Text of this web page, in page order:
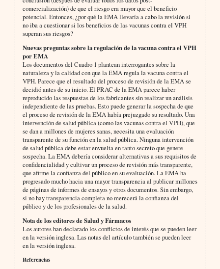
comercialización) de que el riesgo era mayor que el beneficio
potencial. Entonces, ¿por qué la EMA llevaría a cabo la revisión si
no iba a cuestionar si los beneficios de las vacunas contra el VPH
superan sus riesgos?
Nuevas preguntas sobre la regulación de la vacuna contra el VPH
por EMA
Los documentos del Cuadro 1 plantean interrogantes sobre la
naturaleza y la calidad con que la EMA regula la vacuna contra el
VPH. Parece que el resultado del proceso de revisión de la EMA se
decidió antes de su inicio. El PRAC de la EMA parece haber
reproducido las respuestas de los fabricantes sin realizar un análisis
independiente de las pruebas. Esto puede generar la sospecha de que
el proceso de revisión de la EMA había prejuzgado su resultado. Una
intervención de salud pública (como las vacunas contra el VPH), que
se dan a millones de mujeres sanas, necesita una evaluación
transparente de su función en la salud pública. Ninguna intervención
de salud pública debe estar envuelta en tanto secreto que genere
sospecha. La EMA debería considerar alternativas a sus requisitos de
confidencialidad y cultivar un proceso de revisión más transparente,
que afirme la confianza del público en su evaluación. La EMA ha
progresado mucho hacia una mayor transparencia al publicar millones
de páginas de informes de ensayos y otros documentos. Sin embargo,
si no hay transparencia completa no merecerá la confianza del
público y de los profesionales de la salud.
Nota de los editores de Salud y Fármacos
Los autores han declarado los conflictos de interés que se pueden leer
en la versión inglesa. Las notas del artículo también se pueden leer
en la versión inglesa.
Referencias